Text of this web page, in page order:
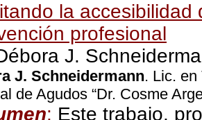
la
profesional
J.
J. Schneidermann. Lic.
de Agudos “Dr. Cosme
: Este trabajo,